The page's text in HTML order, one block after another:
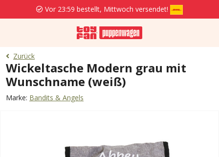
Vor 23:59 bestellt, Mittwoch versendet!
Zurück
Wickeltasche Modern grau mit
Wunschname (weiß)
Marke: Bandits & Angels